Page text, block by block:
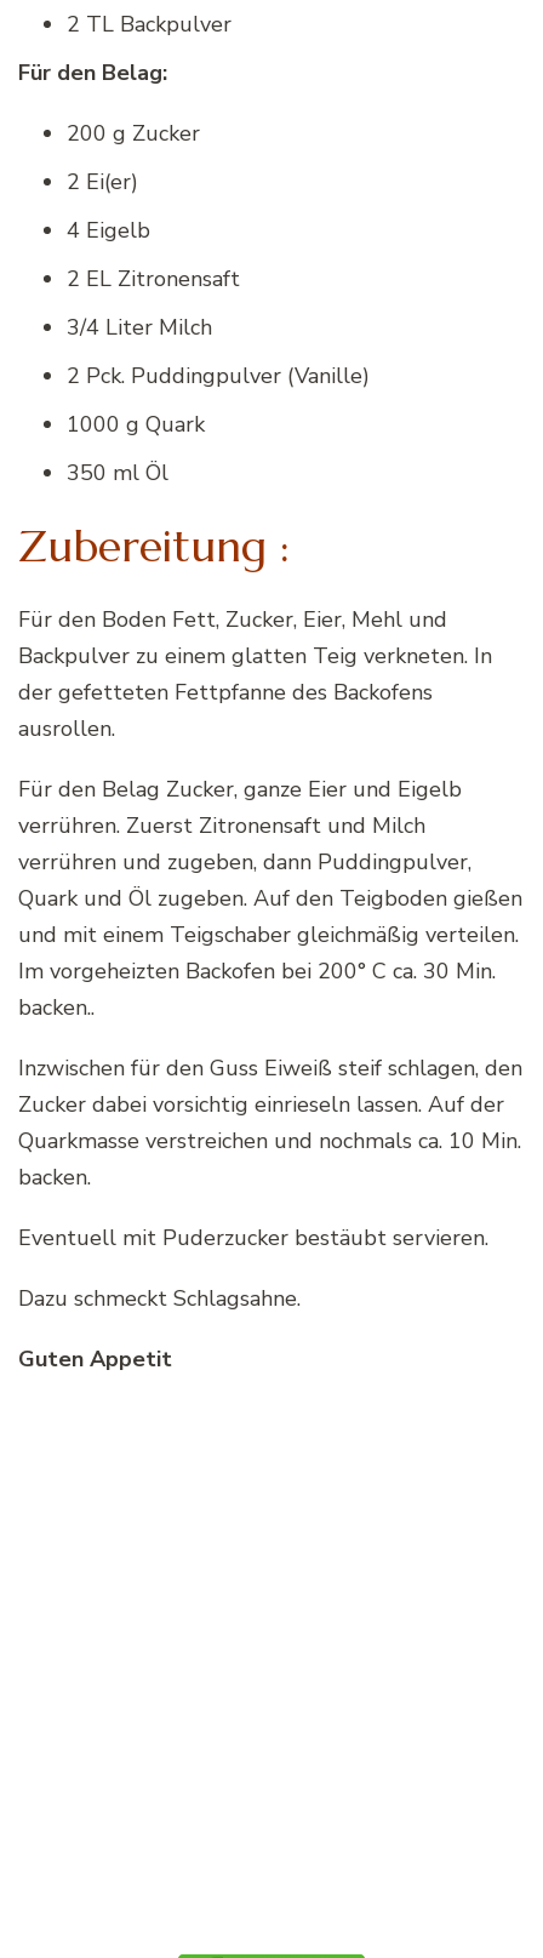
2 TL Backpulver
Für den Belag:
200 g Zucker
2 Ei(er)
4 Eigelb
2 EL Zitronensaft
3/4 Liter Milch
2 Pck. Puddingpulver (Vanille)
1000 g Quark
350 ml Öl
Zubereitung :
Für den Boden Fett, Zucker, Eier, Mehl und
Backpulver zu einem glatten Teig verkneten. In
der gefetteten Fettpfanne des Backofens
ausrollen.
Für den Belag Zucker, ganze Eier und Eigelb
verrühren. Zuerst Zitronensaft und Milch
verrühren und zugeben, dann Puddingpulver,
Quark und Öl zugeben. Auf den Teigboden gießen
und mit einem Teigschaber gleichmäßig verteilen.
Im vorgeheizten Backofen bei 200° C ca. 30 Min.
backen..
Inzwischen für den Guss Eiweiß steif schlagen, den
Zucker dabei vorsichtig einrieseln lassen. Auf der
Quarkmasse verstreichen und nochmals ca. 10 Min.
backen.
Eventuell mit Puderzucker bestäubt servieren.
Dazu schmeckt Schlagsahne.
Guten Appetit